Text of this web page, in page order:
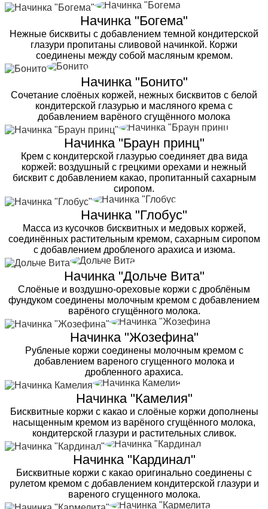
Начинка "Богема"
Нежные бисквиты с добавлением темной кондитерской
глазури пропитаны сливовой начинкой. Коржи
соединены между собой масляным кремом.
Начинка "Бонито"
Сочетание слоёных коржей, нежных бисквитов с белой
кондитерской глазурью и масляного крема с
добавлением варёного сгущённого молока
Начинка "Браун принц"
Крем с кондитерской глазурью соединяет два вида
коржей: воздушный с грецкими орехами и нежный
бисквит с добавлением какао, пропитанный сахарным
сиропом.
Начинка "Глобус"
Масса из кусочков бисквитных и медовых коржей,
соединённых растительным кремом, сахарным сиропом
с добавлением дробленого арахиса и изюма.
Начинка "Дольче Вита"
Слоёные и воздушно-ореховые коржи с дроблёным
фундуком соединены молочным кремом с добавлением
варёного сгущённого молока.
Начинка "Жозефина"
Рубленые коржи соединены молочным кремом с
добавлением вареного сгущенного молока и
дробленного арахиса.
Начинка "Камелия"
Бисквитные коржи с какао и слоёные коржи дополнены
насыщенным кремом из варёного сгущённого молока,
кондитерской глазури и растительных сливок.
Начинка "Кардинал"
Бисквитные коржи с какао оригинально соединены с
рулетом кремом с добавлением кондитерской глазури и
вареного сгущенного молока.